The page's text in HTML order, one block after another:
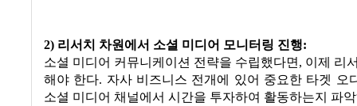
2) 리서치 차원에서 소셜 미디어 모니터링 진행:
소셜 미디어 커뮤니케이션 전략을 수립했다면, 이제 리
해야 한다. 자사 비즈니스 전개에 있어 중요한 타겟 오
소셜 미디어 채널에서 시간을 투자하여 활동하는지 파